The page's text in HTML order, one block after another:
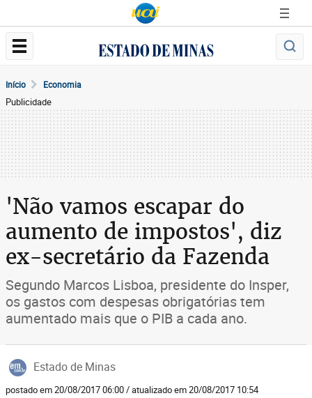
Início Economia
Publicidade
'Não vamos escapar do
aumento de impostos', diz
ex-secretário da Fazenda
Segundo Marcos Lisboa, presidente do Insper,
os gastos com despesas obrigatórias tem
aumentado mais que o PIB a cada ano.
Estado de Minas
postado em 20/08/2017 06:00 / atualizado em 20/08/2017 10:54